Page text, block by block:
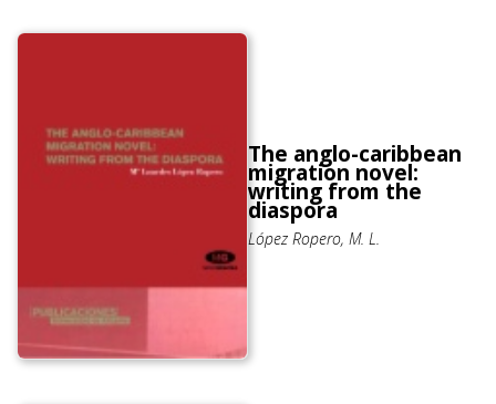
The anglo-caribbean
migration novel:
writing from the
diaspora
López Ropero, M. L.